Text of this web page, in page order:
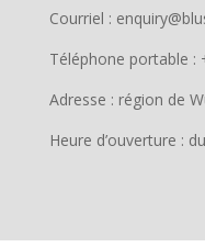
Courriel :
Téléphone portable :
Adresse : région de
Heure d’ouverture :